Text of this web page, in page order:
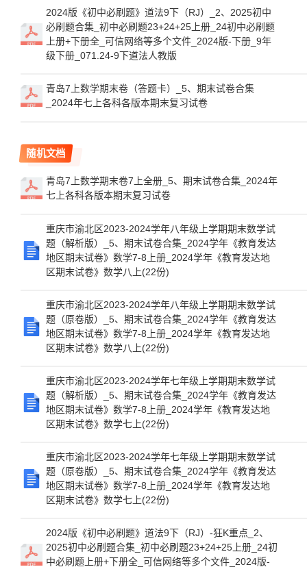
2024版《初中必刷题》道法9下（RJ）_2、2025初中
必刷题合集_初中必刷题23+24+25上册_24初中必刷题
上册+下册全_可信网络等多个文件_2024版-下册_9年
级下册_071.24-9下道法人教版
青岛7上数学期末卷（答题卡）_5、期末试卷合集
_2024年七上各科各版本期末复习试卷
随机文档
青岛7上数学期末卷7上全册_5、期末试卷合集_2024年
七上各科各版本期末复习试卷
重庆市渝北区2023-2024学年八年级上学期期末数学试
题（解析版）_5、期末试卷合集_2024学年《教育发达
地区期末试卷》数学7-8上册_2024学年《教育发达地
区期末试卷》数学八上(22份)
重庆市渝北区2023-2024学年八年级上学期期末数学试
题（原卷版）_5、期末试卷合集_2024学年《教育发达
地区期末试卷》数学7-8上册_2024学年《教育发达地
区期末试卷》数学八上(22份)
重庆市渝北区2023-2024学年七年级上学期期末数学试
题（解析版）_5、期末试卷合集_2024学年《教育发达
地区期末试卷》数学7-8上册_2024学年《教育发达地
区期末试卷》数学七上(22份)
重庆市渝北区2023-2024学年七年级上学期期末数学试
题（原卷版）_5、期末试卷合集_2024学年《教育发达
地区期末试卷》数学7-8上册_2024学年《教育发达地
区期末试卷》数学七上(22份)
2024版《初中必刷题》道法9下（RJ）-狂K重点_2、
2025初中必刷题合集_初中必刷题23+24+25上册_24初
中必刷题上册+下册全_可信网络等多个文件_2024版-